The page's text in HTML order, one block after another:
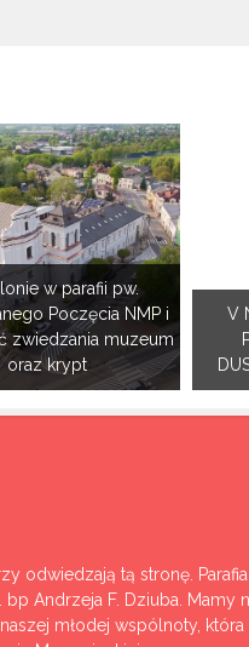
w parafii pw.
Poczęcia NMP i
zwiedzania muzeum
oraz krypt
V
odwiedzają tą stronę. Parafia
bp Andrzeja F. Dziuba. Mamy
młodej wspólnoty, która